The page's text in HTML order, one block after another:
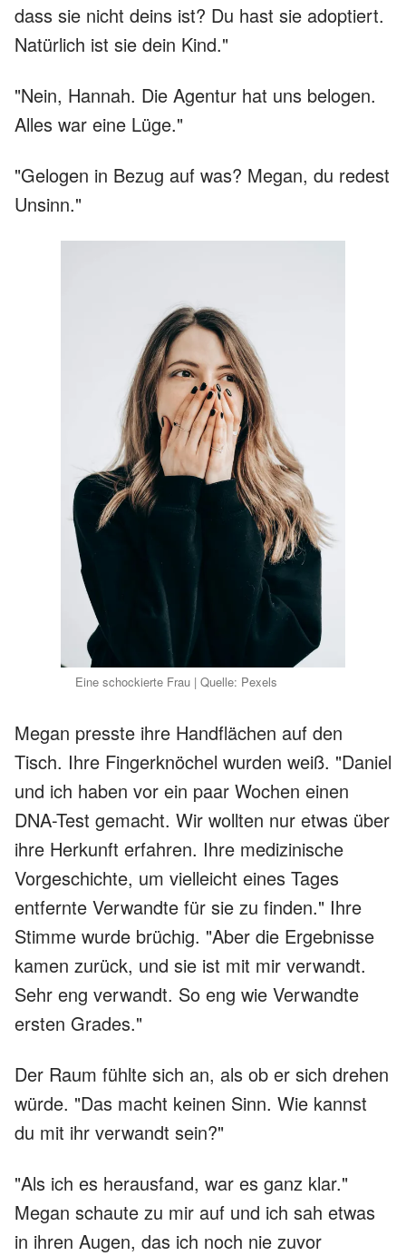
dass sie nicht deins ist? Du hast sie adoptiert.
Natürlich ist sie dein Kind."
"Nein, Hannah. Die Agentur hat uns belogen.
Alles war eine Lüge."
"Gelogen in Bezug auf was? Megan, du redest
Unsinn."
Eine schockierte Frau | Quelle: Pexels
Megan presste ihre Handflächen auf den
Tisch. Ihre Fingerknöchel wurden weiß. "Daniel
und ich haben vor ein paar Wochen einen
DNA-Test gemacht. Wir wollten nur etwas über
ihre Herkunft erfahren. Ihre medizinische
Vorgeschichte, um vielleicht eines Tages
entfernte Verwandte für sie zu finden." Ihre
Stimme wurde brüchig. "Aber die Ergebnisse
kamen zurück, und sie ist mit mir verwandt.
Sehr eng verwandt. So eng wie Verwandte
ersten Grades."
Der Raum fühlte sich an, als ob er sich drehen
würde. "Das macht keinen Sinn. Wie kannst
du mit ihr verwandt sein?"
"Als ich es herausfand, war es ganz klar."
Megan schaute zu mir auf und ich sah etwas
in ihren Augen, das ich noch nie zuvor